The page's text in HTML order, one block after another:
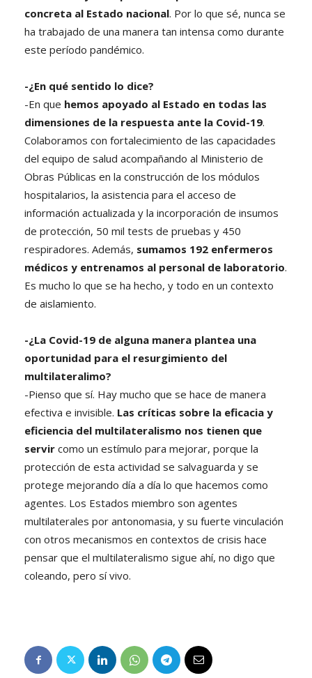
concreta al Estado nacional. Por lo que sé, nunca se
ha trabajado de una manera tan intensa como durante
este período pandémico.
-¿En qué sentido lo dice?
-En que hemos apoyado al Estado en todas las
dimensiones de la respuesta ante la Covid-19.
Colaboramos con fortalecimiento de las capacidades
del equipo de salud acompañando al Ministerio de
Obras Públicas en la construcción de los módulos
hospitalarios, la asistencia para el acceso de
información actualizada y la incorporación de insumos
de protección, 50 mil tests de pruebas y 450
respiradores. Además, sumamos 192 enfermeros
médicos y entrenamos al personal de laboratorio.
Es mucho lo que se ha hecho, y todo en un contexto
de aislamiento.
-¿La Covid-19 de alguna manera plantea una
oportunidad para el resurgimiento del
multilateralimo?
-Pienso que sí. Hay mucho que se hace de manera
efectiva e invisible. Las críticas sobre la eficacia y
eficiencia del multilateralismo nos tienen que
servir como un estímulo para mejorar, porque la
protección de esta actividad se salvaguarda y se
protege mejorando día a día lo que hacemos como
agentes. Los Estados miembro son agentes
multilaterales por antonomasia, y su fuerte vinculación
con otros mecanismos en contextos de crisis hace
pensar que el multilateralismo sigue ahí, no digo que
coleando, pero sí vivo.